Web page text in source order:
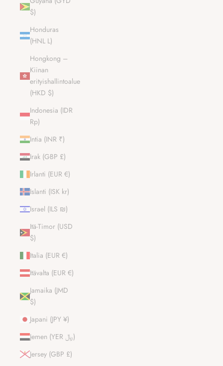
$)
Honduras
(HNL L)
Hongkong –
Kiinan
erityishallintoalue
(HKD $)
Indonesia (IDR
Rp)
Intia (INR ₹)
Irak (GBP £)
Irlanti (EUR €)
Islanti (ISK kr)
Israel (ILS ₪)
Itä-Timor (USD
$)
Italia (EUR €)
Itävalta (EUR €)
Jamaika (JMD
$)
Japani (JPY ¥)
Jemen (YER ﷼)
Jersey (GBP £)